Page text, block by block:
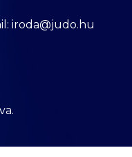
iroda@judo.hu